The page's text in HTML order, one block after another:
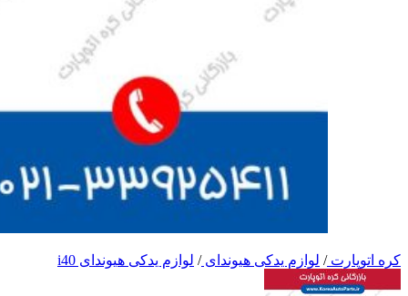
کره اتوپارت/ لوازم یدکی هیوندای/ لوازم یدکی هیوندای i40